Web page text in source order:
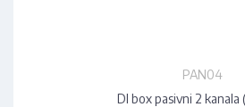
PAN04
DI box pasivni 2